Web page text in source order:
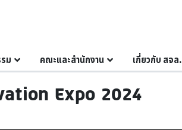
ม คณะและสำนักงาน เกี่ยวกับ สจล.
Expo 2024